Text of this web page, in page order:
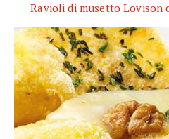
Ravioli di musetto Lovison